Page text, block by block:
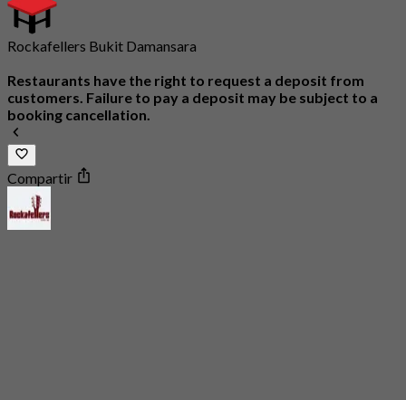
Rockafellers Bukit Damansara
Restaurants have the right to request a deposit from
customers. Failure to pay a deposit may be subject to a
booking cancellation.
Compartir